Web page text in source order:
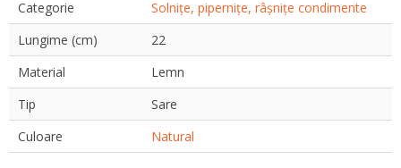
Categorie
Solnițe, pipernițe, râșnițe condimente
Lungime (cm)
22
Material
Lemn
Tip
Sare
Culoare
Natural